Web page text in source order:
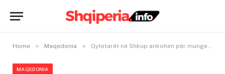
Home » Maqedonia » Qytetarët në Shkup ankohen për mungesën e hapësirës për parkim në QKU “Nënë Tereza”
MAQEDONIA